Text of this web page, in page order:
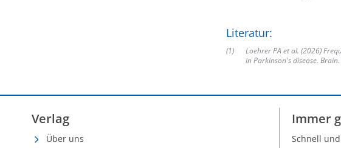
Literatur:
(1)
Loehrer PA et al. (2026)
in Parkinson's disease. Brain.
Verlag
Über uns
Immer
Schnell